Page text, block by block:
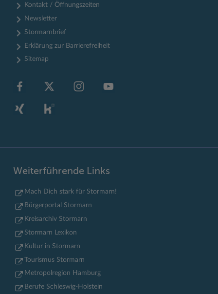
Kontakt / Öffnungszeiten
Newsletter
Stormarnbrief
Erklärung zur Barrierefreiheit
Sitemap
Weiterführende Links
Mach Dich stark für Stormarn!
Bürgerportal Stormarn
Kreisarchiv Stormarn
Stormarn Lexikon
Kultur in Stormarn
Tourismus Stormarn
Metropolregion Hamburg
Berufe Schleswig-Holstein